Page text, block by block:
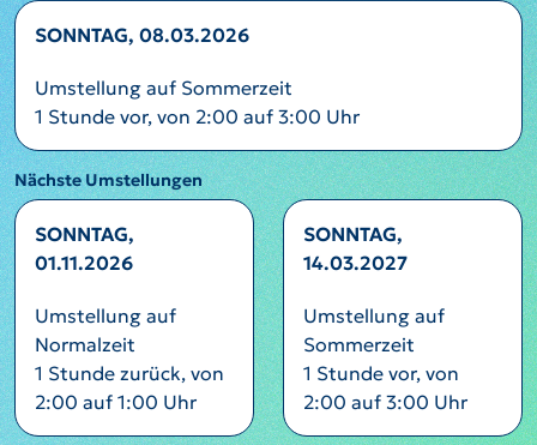
SONNTAG, 08.03.2026
Umstellung auf Sommerzeit
1 Stunde vor, von 2:00 auf 3:00 Uhr
Nächste Umstellungen
SONNTAG,
01.11.2026
Umstellung auf
Normalzeit
1 Stunde zurück, von
2:00 auf 1:00 Uhr
SONNTAG,
14.03.2027
Umstellung auf
Sommerzeit
1 Stunde vor, von
2:00 auf 3:00 Uhr